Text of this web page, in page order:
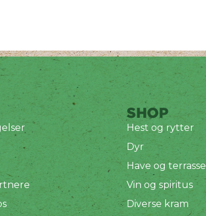
SHOP
Hest og rytter
Dyr
Have og terrasse
Vin og spiritus
Diverse kram